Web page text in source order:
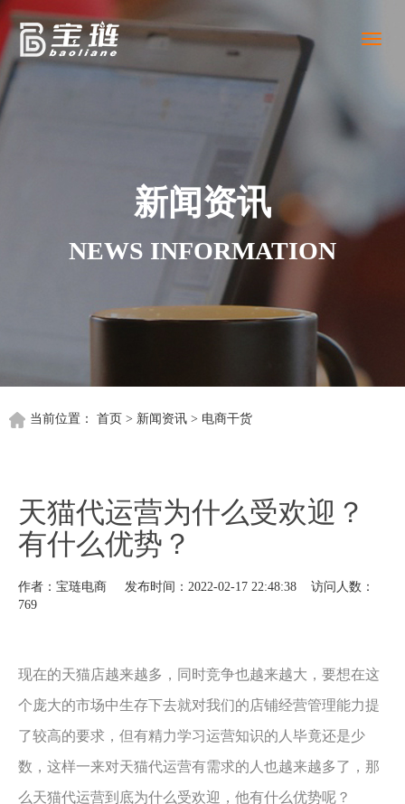
Toggle
新闻资讯
NEWS INFORMATION
当前位置： 首页 > 新闻资讯> 电商干货
天猫代运营为什么受欢迎？
有什么优势？
作者：宝琏电商 发布时间：2022-02-17 22:48:38 访问人数：
769
现在的天猫店越来越多，同时竞争也越来越大，要想在这
个庞大的市场中生存下去就对我们的店铺经营管理能力提
了较高的要求，但有精力学习运营知识的人毕竟还是少
数，这样一来对天猫代运营有需求的人也越来越多了，那
么天猫代运营到底为什么受欢迎，他有什么优势呢？